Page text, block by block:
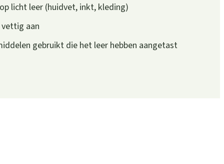
licht leer (huidvet, inkt, kleding)
aan
gebruikt die het leer hebben aangetast